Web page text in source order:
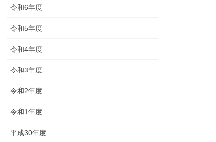
令和6年度
令和5年度
令和4年度
令和3年度
令和2年度
令和1年度
平成30年度